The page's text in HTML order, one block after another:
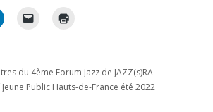
du 4ème Forum Jazz de JAZZ(s)RA
Public Hauts-de-France été 2022